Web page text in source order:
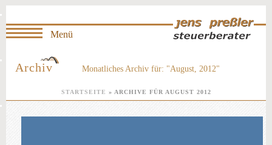
Archiv Monatliches Archiv für: "August, 2012"
STARTSEITE » ARCHIVE FÜR AUGUST 2012